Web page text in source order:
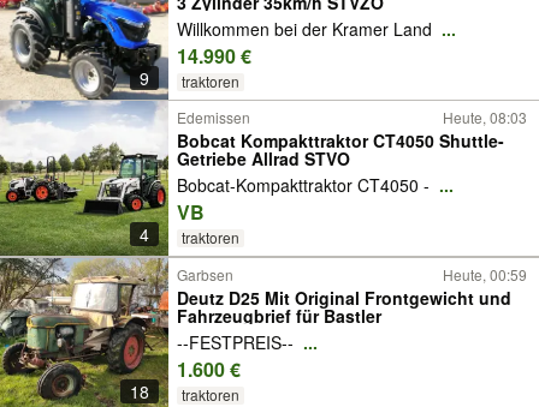
9
Willkommen bei der Kramer Land ...
14.990 €
traktoren
4
Edemissen Heute, 08:03
Bobcat Kompakttraktor CT4050 Shuttle-
Getriebe Allrad STVO
Bobcat-Kompakttraktor CT4050 - ...
VB
traktoren
18
Garbsen Heute, 00:59
Deutz D25 Mit Original Frontgewicht und
Fahrzeugbrief für Bastler
--FESTPREIS-- ...
1.600 €
traktoren